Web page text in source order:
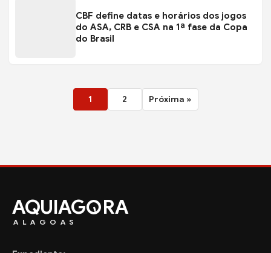
CBF define datas e horários dos jogos
do ASA, CRB e CSA na 1ª fase da Copa
do Brasil
1 2 Próxima »
AQUIAG RA
ALAGOAS